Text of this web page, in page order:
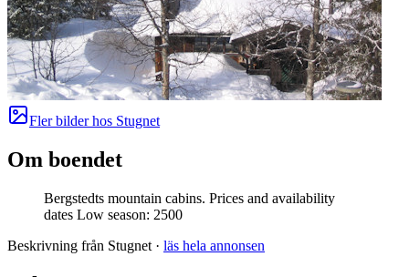
Fler bilder hos Stugnet
Om boendet
Bergstedts mountain cabins. Prices and availability
dates Low season: 2500
Beskrivning från Stugnet · läs hela annonsen